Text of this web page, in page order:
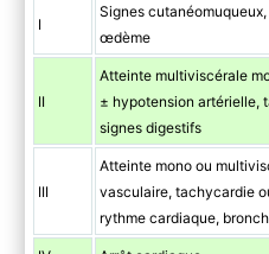
I
Signes
œdème
II
Atteinte multiviscérale
± hypotension artérielle,
signes digestifs
III
Atteinte mono ou
vasculaire, tachycardie
rythme cardiaque,